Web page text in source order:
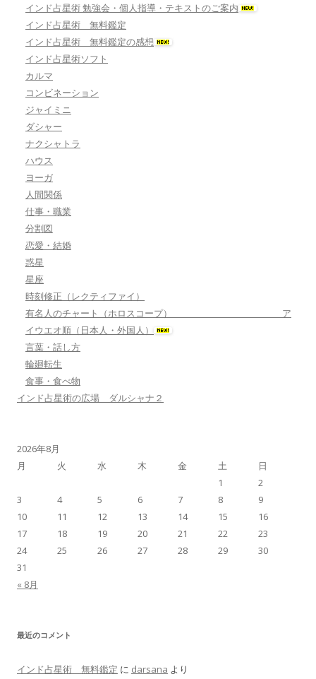
インド占星術 勉強会・個人指導・テキストのご案内
インド占星術 無料鑑定
インド占星術 無料鑑定の感想
インド占星術ソフト
カルマ
コンビネーション
ジャイミニ
ダシャー
ナクシャトラ
ハウス
ヨーガ
人間関係
仕事・職業
分割図
恋愛・結婚
惑星
星座
時刻修正（レクティファイ）
有名人のチャート（ホロスコープ） ア
イウエオ順（日本人・外国人）
言葉・話し方
輪廻転生
食事・食べ物
インド占星術の広場 ダルシャナ２
2026年8月
月
火 水 木 金 土 日
« 8月
1
2
3
4 5 6 7 8
9
10
11 12 13 14 15
16
17
18 19 20 21 22
23
24
25 26 27 28 29
30
31
最近のコメント
インド占星術 無料鑑定 に darsana より